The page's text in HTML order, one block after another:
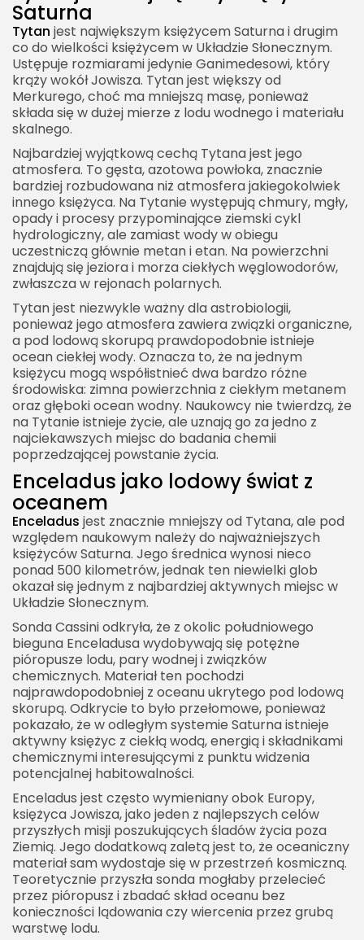
Saturna
Tytan jest największym księżycem Saturna i drugim
co do wielkości księżycem w Układzie Słonecznym.
Ustępuje rozmiarami jedynie Ganimedesowi, który
krąży wokół Jowisza. Tytan jest większy od
Merkurego, choć ma mniejszą masę, ponieważ
składa się w dużej mierze z lodu wodnego i materiału
skalnego.
Najbardziej wyjątkową cechą Tytana jest jego
atmosfera. To gęsta, azotowa powłoka, znacznie
bardziej rozbudowana niż atmosfera jakiegokolwiek
innego księżyca. Na Tytanie występują chmury, mgły,
opady i procesy przypominające ziemski cykl
hydrologiczny, ale zamiast wody w obiegu
uczestniczą głównie metan i etan. Na powierzchni
znajdują się jeziora i morza ciekłych węglowodorów,
zwłaszcza w rejonach polarnych.
Tytan jest niezwykle ważny dla astrobiologii,
ponieważ jego atmosfera zawiera związki organiczne,
a pod lodową skorupą prawdopodobnie istnieje
ocean ciekłej wody. Oznacza to, że na jednym
księżycu mogą współistnieć dwa bardzo różne
środowiska: zimna powierzchnia z ciekłym metanem
oraz głęboki ocean wodny. Naukowcy nie twierdzą, że
na Tytanie istnieje życie, ale uznają go za jedno z
najciekawszych miejsc do badania chemii
poprzedzającej powstanie życia.
Enceladus jako lodowy świat z
oceanem
Enceladus jest znacznie mniejszy od Tytana, ale pod
względem naukowym należy do najważniejszych
księżyców Saturna. Jego średnica wynosi nieco
ponad 500 kilometrów, jednak ten niewielki glob
okazał się jednym z najbardziej aktywnych miejsc w
Układzie Słonecznym.
Sonda Cassini odkryła, że z okolic południowego
bieguna Enceladusa wydobywają się potężne
pióropusze lodu, pary wodnej i związków
chemicznych. Materiał ten pochodzi
najprawdopodobniej z oceanu ukrytego pod lodową
skorupą. Odkrycie to było przełomowe, ponieważ
pokazało, że w odległym systemie Saturna istnieje
aktywny księżyc z ciekłą wodą, energią i składnikami
chemicznymi interesującymi z punktu widzenia
potencjalnej habitowalności.
Enceladus jest często wymieniany obok Europy,
księżyca Jowisza, jako jeden z najlepszych celów
przyszłych misji poszukujących śladów życia poza
Ziemią. Jego dodatkową zaletą jest to, że oceaniczny
materiał sam wydostaje się w przestrzeń kosmiczną.
Teoretycznie przyszła sonda mogłaby przelecieć
przez pióropusz i zbadać skład oceanu bez
konieczności lądowania czy wiercenia przez grubą
warstwę lodu.